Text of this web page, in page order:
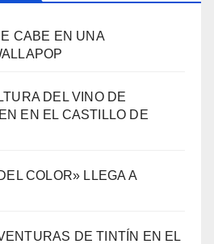
CABE EN UNA
DEL VINO DE
EN EL CASTILLO DE
COLOR» LLEGA A
DE TINTÍN EN EL